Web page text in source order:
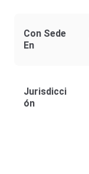
Con Sede
En
Jurisdicci
Ón